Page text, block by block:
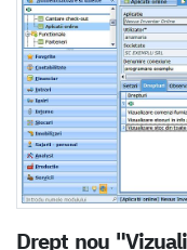
Drept nou